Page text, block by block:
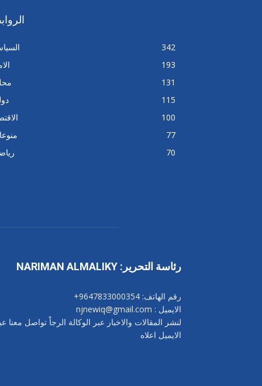
342
193
131
115
100
77
70
رئاسة التحرير: NARIMAN ALMALIKY
رقم الهاتف: 9647833000354+
الايميل : njnewiq@gmail.com
لنشر المقالات والاخبار عبر الوكالة الرجاْ تواصل معنا
الايميل اعلاه